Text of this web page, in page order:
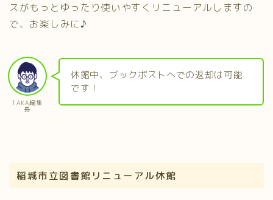
スがもっとゆったり使いやすくリニューアルしますの
で、お楽しみに♪
TAKA編集
長
休館中、ブックポストへでの返却は可能
です！
稲城市立図書館リニューアル休館